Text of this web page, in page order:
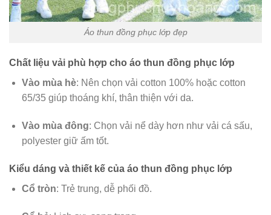
Áo thun đồng phục lớp đẹp
Chất liệu vải phù hợp cho áo thun đồng phục lớp
Vào mùa hè: Nên chọn vải cotton 100% hoặc cotton
65/35 giúp thoáng khí, thân thiện với da.
Vào mùa đông: Chọn vải nể dày hơn như vải cá sấu,
polyester giữ ấm tốt.
Kiểu dáng và thiết kế của áo thun đồng phục lớp
Cổ tròn: Trẻ trung, dễ phối đồ.